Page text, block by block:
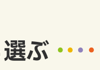
ぶ